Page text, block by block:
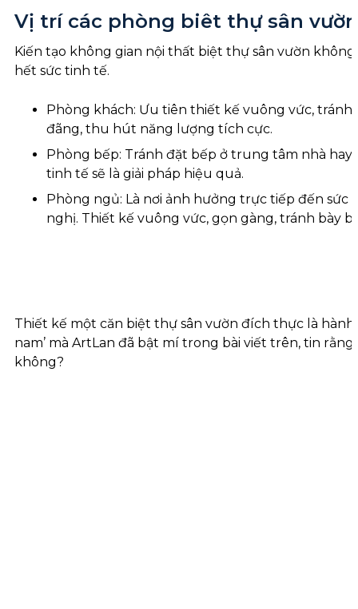
Vị trí các phòng biêt thự sân vườn
Kiến tạo không gian nội thất biệt thự sân vườn
hết sức tinh tế.
Phòng khách: Ưu tiên thiết kế vuông vức, tránh
đãng, thu hút năng lượng tích cực.
Phòng bếp: Tránh đặt bếp ở trung tâm nhà hay
tinh tế sẽ là giải pháp hiệu quả.
Phòng ngủ: Là nơi ảnh hưởng trực tiếp đến
nghị. Thiết kế vuông vức, gọn gàng, tránh bày
Thiết kế một căn biệt thự sân vườn đích thực là
nam’ mà ArtLan đã bật mí trong bài viết trên, tin
không?